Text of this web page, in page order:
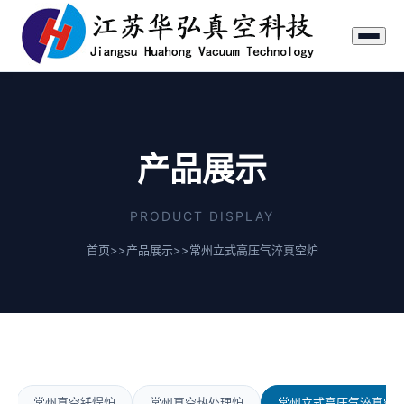
产品展示
PRODUCT DISPLAY
首页>>产品展示>>常州立式高压气淬真空炉